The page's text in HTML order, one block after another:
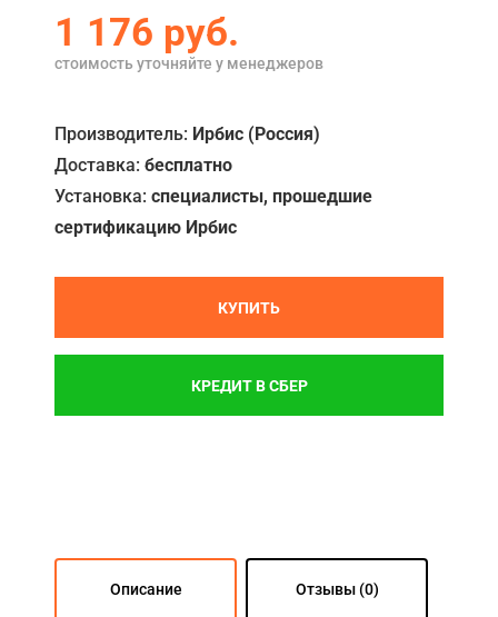
Кредит
О компании
Контакты
1 176 руб.
стоимость уточняйте у менеджеров
Производитель: Ирбис (Россия)
Доставка: бесплатно
Установка: специалисты, прошедшие
сертификацию Ирбис
КУПИТЬ
КРЕДИТ В СБЕР
Описание Отзывы (0)